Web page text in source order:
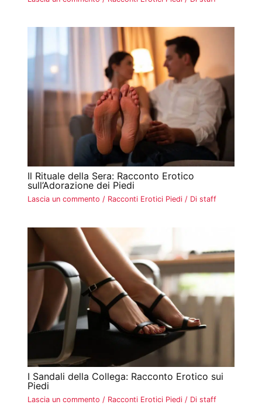
Il Rituale della Sera: Racconto Erotico
sull’Adorazione dei Piedi
Lascia un commento / Racconti Erotici Piedi / Distaff
I Sandali della Collega: Racconto Erotico sui
Piedi
Lascia un commento / Racconti Erotici Piedi / Distaff